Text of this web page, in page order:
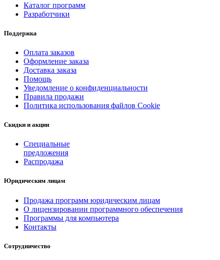
Каталог программ
Разработчики
Поддержка
Оплата заказов
Оформление заказа
Доставка заказа
Помощь
Уведомление о конфиденциальности
Правила продажи
Политика использования файлов Cookie
Скидки и акции
Специальные
предложения
Распродажа
Юридическим лицам
Продажа программ юридическим лицам
О лицензировании программного обеспечения
Программы для компьютера
Контакты
Сотрудничество